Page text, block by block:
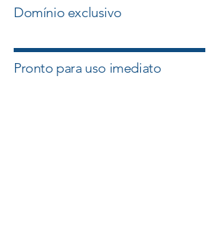
Domínio exclusivo
Pronto para uso imediato